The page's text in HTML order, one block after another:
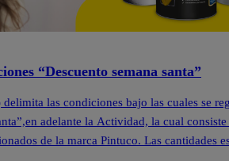
“Descuento semana santa”
delimita las condiciones bajo las cuales se
adelante la Actividad, la cual
de la marca Pintuco. Las cantidades